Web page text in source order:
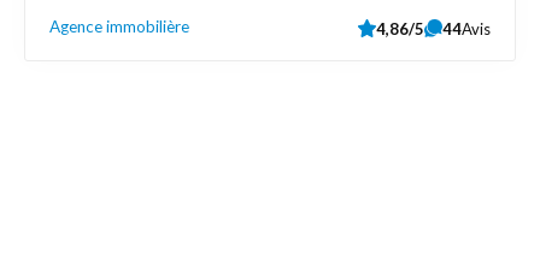
Agence immobilière 4,86/5 44Avis